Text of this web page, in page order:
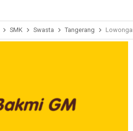
SMK Swasta Tangerang